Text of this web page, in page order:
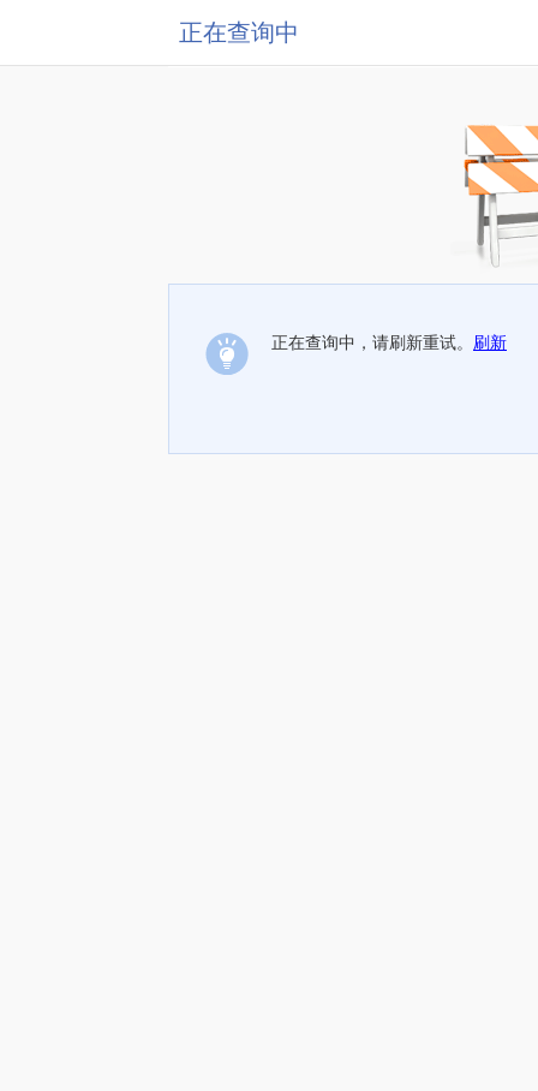
正在查询中
正在查询中，请刷新重试。 刷新